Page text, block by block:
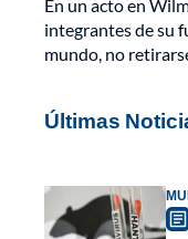
En un acto en
integrantes de su
mundo, no
Últimas